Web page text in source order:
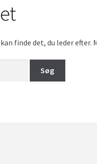
finde det, du leder efter.